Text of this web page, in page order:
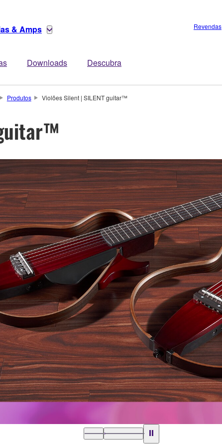
& Amps
Downloads Descubra
Revendas
Produtos Violões Silent | SILENT guitar™